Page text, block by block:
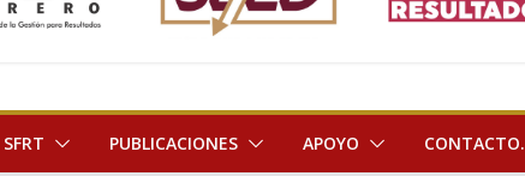
SFRT PUBLICACIONES APOYO CONTACTO.